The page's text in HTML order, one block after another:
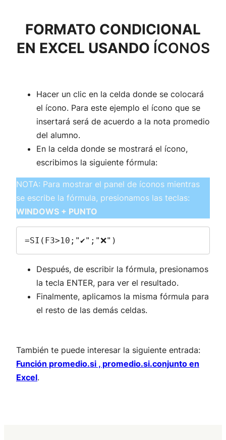
FORMATO CONDICIONAL
EN EXCEL USANDO ÍCONOS
Hacer un clic en la celda donde se colocará
el ícono. Para este ejemplo el ícono que se
insertará será de acuerdo a la nota promedio
del alumno.
En la celda donde se mostrará el ícono,
escribimos la siguiente fórmula:
NOTA: Para mostrar el panel de íconos mientras
se escribe la fórmula, presionamos las teclas:
WINDOWS + PUNTO
=SI(F3>10;"✔";"❌")
Después, de escribir la fórmula, presionamos
la tecla ENTER, para ver el resultado.
Finalmente, aplicamos la misma fórmula para
el resto de las demás celdas.
También te puede interesar la siguiente entrada:
Función promedio.si , promedio.si.conjunto en
Excel.